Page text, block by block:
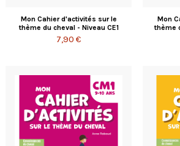
Mon Cahier d'activités sur le
thème du cheval - Niveau CE1
7,90 €
Mon
thème